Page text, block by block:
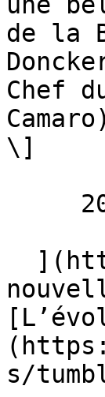
de la
Chef
\]
s/